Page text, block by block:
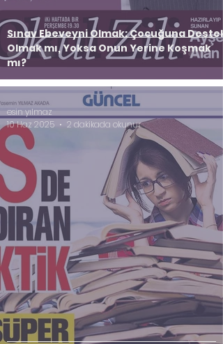
Sınav Ebeveyni Olmak: Çocuğuna Destek
Olmak mı, Yoksa Onun Yerine Koşmak
mı?
esin yılmaz
10 Haz 2025
2 dakikada okunur